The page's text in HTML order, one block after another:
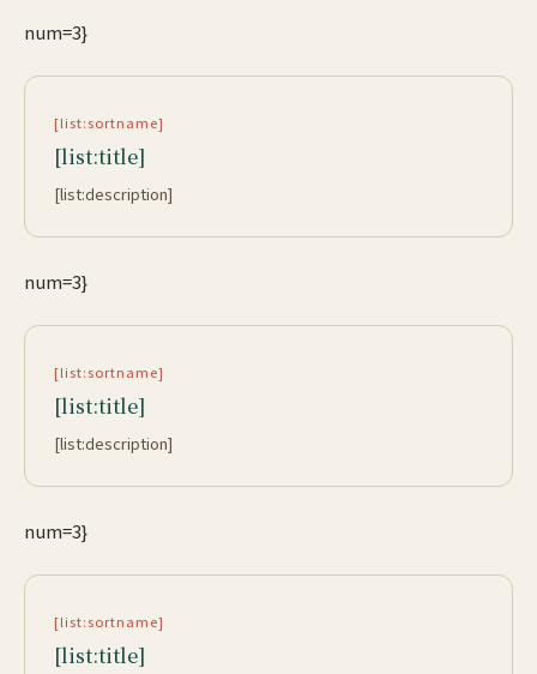
num=3}
[list:sortname]
[list:title]
[list:description]
num=3}
[list:sortname]
[list:title]
[list:description]
num=3}
[list:sortname]
[list:title]